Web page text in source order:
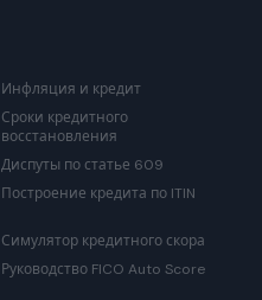
Инфляция и кредит
Сроки кредитного
восстановления
Диспуты по статье 609
Построение кредита по ITIN
Симулятор кредитного скора
Руководство FICO Auto Score